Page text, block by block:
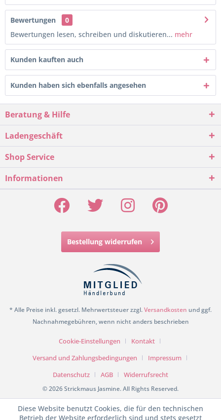
Bewertungen
0
Bewertungen lesen, schreiben und diskutieren... mehr
Kunden kauften auch
Kunden haben sich ebenfalls angesehen
Beratung & Hilfe
Ladengeschäft
Shop Service
Informationen
Bestellung widerrufen
* Alle Preise inkl. gesetzl. Mehrwertsteuer zzgl.Versandkosten und ggf.
Nachnahmegebühren, wenn nicht anders beschrieben
Cookie-Einstellungen
Kontakt
Versand und Zahlungsbedingungen
Impressum
Datenschutz
AGB Widerrufsrecht
© 2026 Strickmaus Jasmine. All Rights Reserved.
Diese Website benutzt Cookies, die für den technischen
Betrieb der Website erforderlich sind und stets gesetzt